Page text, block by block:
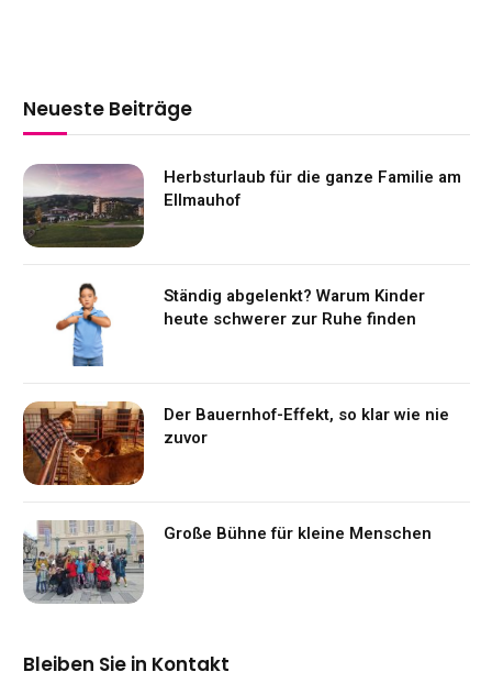
Neueste Beiträge
Herbsturlaub für die ganze Familie am
Ellmauhof
Ständig abgelenkt? Warum Kinder
heute schwerer zur Ruhe finden
Der Bauernhof-Effekt, so klar wie nie
zuvor
Große Bühne für kleine Menschen
Bleiben Sie in Kontakt